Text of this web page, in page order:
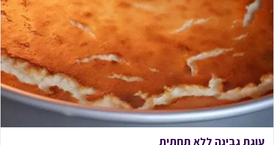
עוגת גבינה ללא תחתית